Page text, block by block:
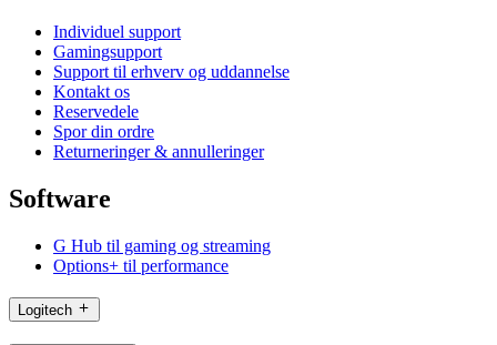
Individuel support
Gamingsupport
Support til erhverv og uddannelse
Kontakt os
Reservedele
Spor din ordre
Returneringer & annulleringer
Software
G Hub til gaming og streaming
Options+ til performance
Logitech